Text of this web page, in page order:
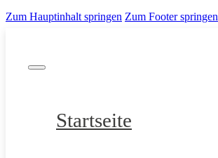
Zum Hauptinhalt springen Zum Footer springen
Startseite